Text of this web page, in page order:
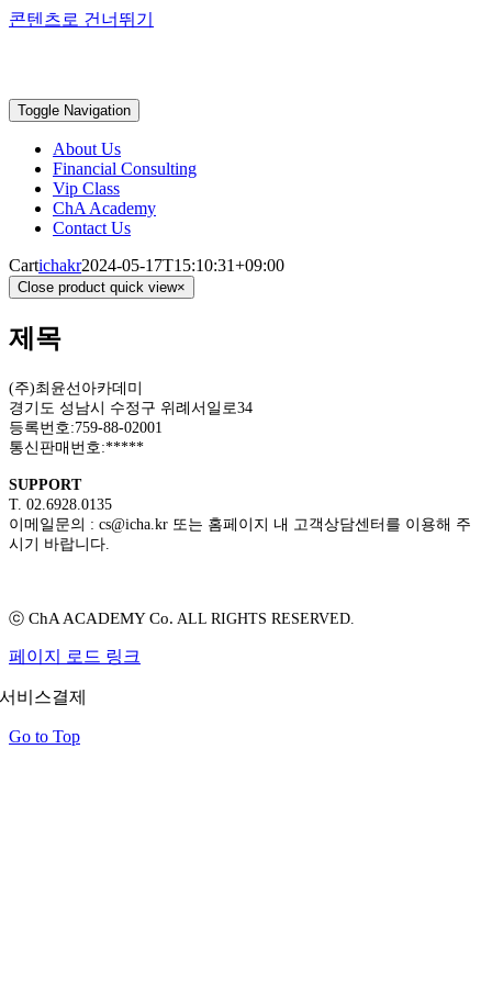
콘텐츠로 건너뛰기
Toggle Navigation
About Us
Financial Consulting
Vip Class
ChA Academy
Contact Us
Cartichakr2024-05-17T15:10:31+09:00
Close product quick view×
제목
(주)최윤선아카데미
경기도 성남시 수정구 위례서일로34
등록번호:759-88-02001
통신판매번호:*****
SUPPORT
T. 02.6928.0135
이메일문의 : cs@icha.kr 또는 홈페이지 내 고객상담센터를 이용해 주
시기 바랍니다.
ⓒ ChA ACADEMY Co. ALL RIGHTS RESERVED.
페이지 로드 링크
서비스결제
Go to Top